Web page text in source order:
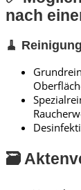
nach
🧹
🗃️